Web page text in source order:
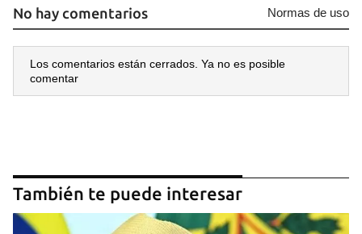
No hay comentarios Normas de uso
Los comentarios están cerrados. Ya no es posible
comentar
También te puede interesar